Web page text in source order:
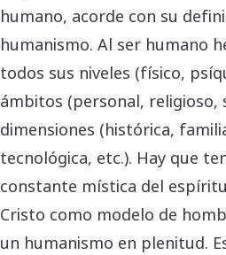
humano, acorde con su
humanismo. Al ser humano
todos sus niveles (físico,
ámbitos (personal, religioso,
dimensiones (histórica,
tecnológica, etc.). Hay que
constante mística del
Cristo como modelo de
un humanismo en plenitud.